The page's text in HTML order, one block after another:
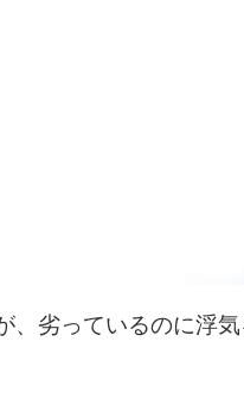
、劣っているのに浮